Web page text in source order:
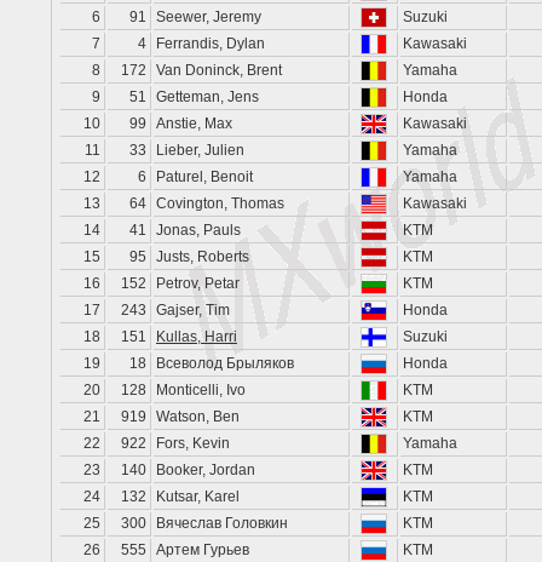
6
91 Seewer, Jeremy
Suzuki
7
4 Ferrandis, Dylan
Kawasaki
8
172 Van Doninck, Brent
Yamaha
9
51 Getteman, Jens
Honda
10
99 Anstie, Max
Kawasaki
11
33 Lieber, Julien
Yamaha
12
6 Paturel, Benoit
Yamaha
13
64 Covington, Thomas
Kawasaki
14
41 Jonas, Pauls
KTM
15
95 Justs, Roberts
KTM
16
152 Petrov, Petar
KTM
17
243 Gajser, Tim
Honda
18
151 Kullas, Harri
Suzuki
19
18 Всеволод Брыляков
Honda
20
128 Monticelli, Ivo
KTM
21
919 Watson, Ben
KTM
22
922 Fors, Kevin
Yamaha
23
140 Booker, Jordan
KTM
24
132 Kutsar, Karel
KTM
25
300 Вячеслав Головкин
KTM
26
555 Артем Гурьев
KTM